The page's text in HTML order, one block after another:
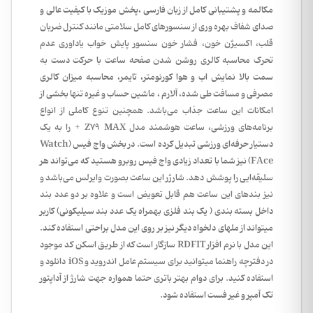
مکالمه و پشتیبانی کامل از زبان فارسی ،پخش موزیک با کیفیت عالی و
صدای شفاف بهره وری از سنسورهای کامل سلامتی مانند کنترل ضربان
قلب، اکسیژن خون، فشار خون سنسور پایش خواب یاداوری عدم
تحرک محاسبه کالری روشن شدن صفحه ساعت با حرکت دست به
سمت بالا نمایش اب و هوا کورنومتر، تایمر، محاسبه میزان کالری
مصرفی و مسافت طی شده، آلارم ، ماشین حساب و غیره تنها بخشی از
امکانات این ساعت جذاب می‌باشد. همچنین تنوع کاملی از انواع
برنامه‌های ورزشی، ساعت هوشمند مدل Z79 MAX + را به یک
دستیار حرفه‌ای ورزشی تبدیل کرده است. در بخش واچ فیس (Watch
FAce) نیز شما با تعداد زیادی واچ فیس روبرو هستید که می‌تواند هر
سلیقه‌ایی را پوشش دهد. شارژر این ساعت بصورت وایرلس می‌باشد و
نیز بند‌های این ساعت هم قابل تعویض است و علاوه بر دو عدد بند
داخل بسته بندی ( یک بند فلزی بهمراه یک عدد بند سیلیکونی) کاربر
میتواند از ملهای دلخواه دیگر نیز بر روی این مدل براحتی استفاده کند.
این مدل با نرم افزار RDFIT سازگار است که از طریق اسکن کد موجود
در دفترچه راهنما میتوانید برای سیستم عامل اندروید و iOS دانلود و
استفاده کنید. برای دوام بهتر باتری حتما همواره جهت شارژ از آداپتور
تک آمپر و غیر فست استفاده شود.